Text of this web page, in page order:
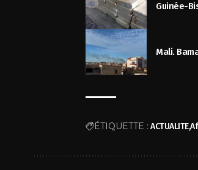
Guinée-
Mali.
ÉTIQUETTE : ACTUALITE